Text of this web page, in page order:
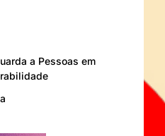
a Pessoas em